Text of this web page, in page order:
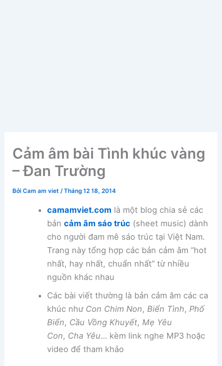
Cảm âm bài Tình khúc vàng
– Đan Trường
BởiCam am viet/Tháng 12 18, 2014
camamviet.com là một blog chia sẻ các
bản cảm âm sáo trúc (sheet music) dành
cho người đam mê sáo trúc tại Việt Nam.
Trang này tổng hợp các bản cảm âm “hot
nhất, hay nhất, chuẩn nhất” từ nhiều
nguồn khác nhau
Các bài viết thường là bản cảm âm các ca
khúc như Con Chim Non, Biển Tình, Phố
Biển, Cầu Vồng Khuyết, Mẹ Yêu
Con, Cha Yêu… kèm link nghe MP3 hoặc
video để tham khảo